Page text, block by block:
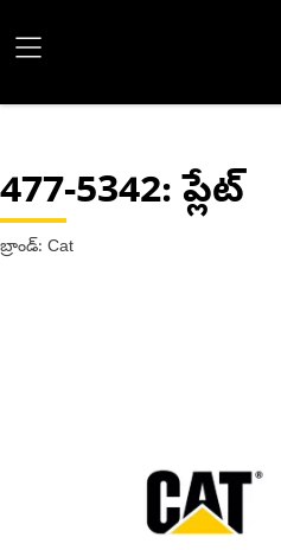
477-5342: ప్లేట్
బ్రాండ్: Cat